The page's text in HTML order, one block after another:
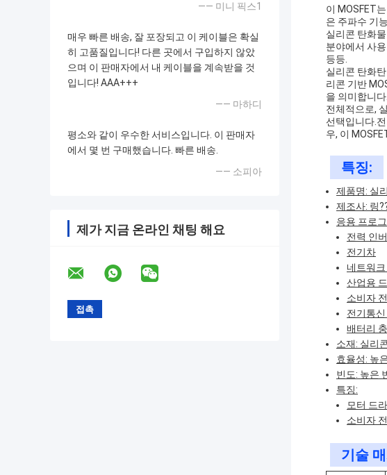
—— 미니 픽스1
매우 빠른 배송, 잘 포장되고 이 케이블은 확실
히 고품질입니다! 다른 곳에서 구입하지 않았
으며 이 판매자에서 내 케이블을 계속받을 것
입니다! AAA+++
—— 마하디
평소와 같이 우수한 서비스입니다. 이 판매자
에서 몇 번 구매했습니다. 빠른 배송.
—— 소피아
제가 지금 온라인 채팅 해요
이 MOSFET
은 주파수 기
실리콘 탄화
분야에서 사
등등.
실리콘 탄화
리콘 기반
을 의미합니
전체적으로,
선택입니다.
우, 이
특징:
제품명: 실
제조사: 링
응용 프로
전력 인
전기차
네트워
산업용
소비자
전기통신
배터리
소재: 실리
효율성: 높
빈도: 높은
특징:
모터 드
소비자
기술